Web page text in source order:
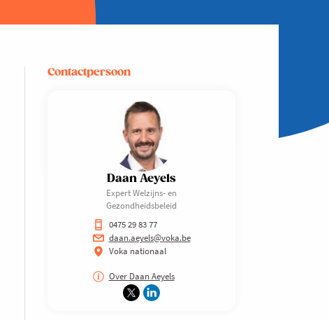
Contactpersoon
Daan Aeyels
Expert Welzijns- en
Gezondheidsbeleid
0475 29 83 77
daan.aeyels@voka.be
Voka nationaal
Over Daan Aeyels